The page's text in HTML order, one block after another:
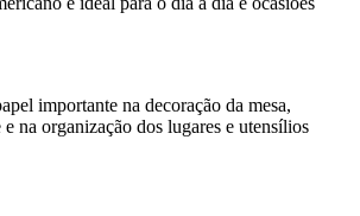
importante na decoração da mesa,
na organização dos lugares e utensílios